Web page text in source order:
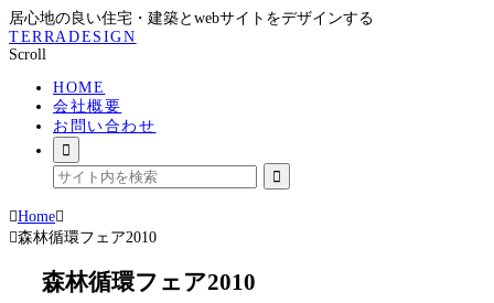
居心地の良い住宅・建築とwebサイトをデザインする
TERRADESIGN
Scroll
HOME
会社概要
お問い合わせ
Home
森林循環フェア2010
森林循環フェア2010